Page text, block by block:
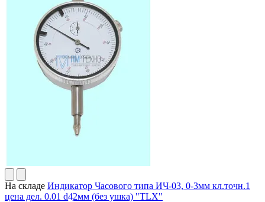
На складе Индикатор Часового типа ИЧ-03, 0-3мм кл.точн.1
цена дел. 0.01 d42мм (без ушка) "TLX"